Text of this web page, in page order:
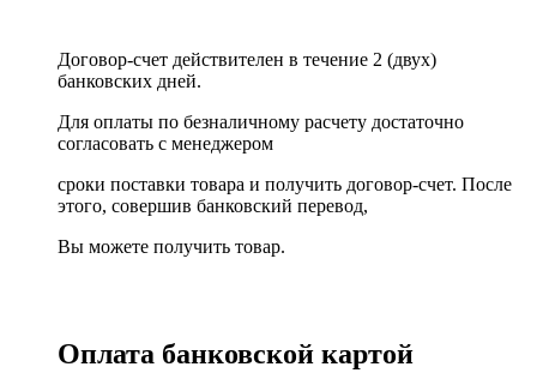
Договор-счет действителен в течение 2 (двух)
банковских дней.
Для оплаты по безналичному расчету достаточно
согласовать с менеджером
сроки поставки товара и получить договор-счет. После
этого, совершив банковский перевод,
Вы можете получить товар.
Оплата банковской картой